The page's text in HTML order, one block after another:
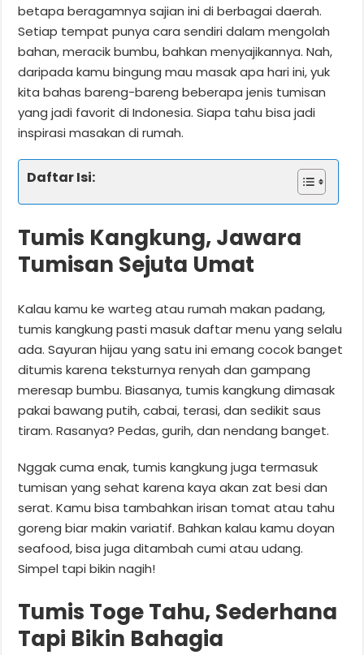
betapa beragamnya sajian ini di berbagai daerah.
Setiap tempat punya cara sendiri dalam mengolah
bahan, meracik bumbu, bahkan menyajikannya. Nah,
daripada kamu bingung mau masak apa hari ini, yuk
kita bahas bareng-bareng beberapa jenis tumisan
yang jadi favorit di Indonesia. Siapa tahu bisa jadi
inspirasi masakan di rumah.
Daftar Isi:
Tumis Kangkung, Jawara
Tumisan Sejuta Umat
Kalau kamu ke warteg atau rumah makan padang,
tumis kangkung pasti masuk daftar menu yang selalu
ada. Sayuran hijau yang satu ini emang cocok banget
ditumis karena teksturnya renyah dan gampang
meresap bumbu. Biasanya, tumis kangkung dimasak
pakai bawang putih, cabai, terasi, dan sedikit saus
tiram. Rasanya? Pedas, gurih, dan nendang banget.
Nggak cuma enak, tumis kangkung juga termasuk
tumisan yang sehat karena kaya akan zat besi dan
serat. Kamu bisa tambahkan irisan tomat atau tahu
goreng biar makin variatif. Bahkan kalau kamu doyan
seafood, bisa juga ditambah cumi atau udang.
Simpel tapi bikin nagih!
Tumis Toge Tahu, Sederhana
Tapi Bikin Bahagia